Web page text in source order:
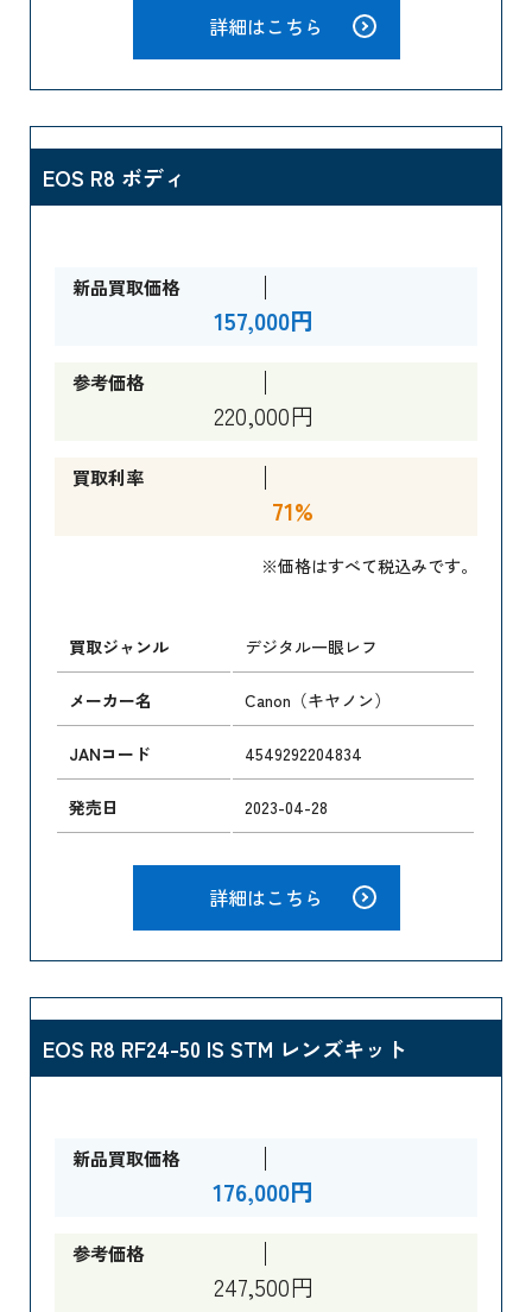
詳細はこちら
EOS R8 ボディ
新品買取価格
157,000円
参考価格
220,000円
買取利率
71%
※価格はすべて税込みです。
買取ジャンル デジタル一眼レフ
メーカー名 Canon（キヤノン）
JANコード 4549292204834
発売日 2023-04-28
詳細はこちら
EOS R8 RF24-50 IS STM レンズキット
新品買取価格
176,000円
参考価格
247,500円